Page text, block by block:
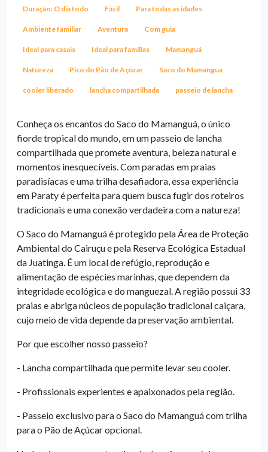
Duração: O dia todo Fácil Para todas as idades
Ambiente familiar Aventura Com guia
Ideal para casais Ideal para famílias Mamanguá
Natureza Pico do Pão de Açúcar Saco do Mamangua
cooler liberado lancha compartilhada passeio de lancha
Conheça os encantos do Saco do Mamanguá, o único
fiorde tropical do mundo, em um passeio de lancha
compartilhada que promete aventura, beleza natural e
momentos inesquecíveis. Com paradas em praias
paradisíacas e uma trilha desafiadora, essa experiência
em Paraty é perfeita para quem busca fugir dos roteiros
tradicionais e uma conexão verdadeira com a natureza!
O Saco do Mamanguá é protegido pela Área de Proteção
Ambiental do Cairuçu e pela Reserva Ecológica Estadual
da Juatinga. É um local de refúgio, reprodução e
alimentação de espécies marinhas, que dependem da
integridade ecológica e do manguezal. A região possui 33
praias e abriga núcleos de população tradicional caiçara,
cujo meio de vida depende da preservação ambiental.
Por que escolher nosso passeio?
- Lancha compartilhada que permite levar seu cooler.
- Profissionais experientes e apaixonados pela região.
- Passeio exclusivo para o Saco do Mamanguá com trilha
para o Pão de Açúcar opcional.